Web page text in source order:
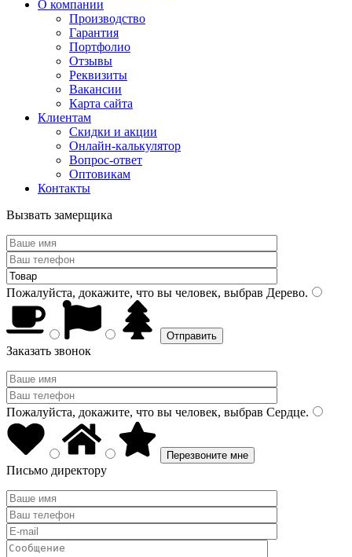
О компании
Производство
Гарантия
Портфолио
Отзывы
Реквизиты
Вакансии
Карта сайта
Клиентам
Скидки и акции
Онлайн-калькулятор
Вопрос-ответ
Оптовикам
Контакты
Вызвать замерщика
Пожалуйста, докажите, что вы человек, выбрав Дерево.
Заказать звонок
Пожалуйста, докажите, что вы человек, выбрав Сердце.
Письмо директору